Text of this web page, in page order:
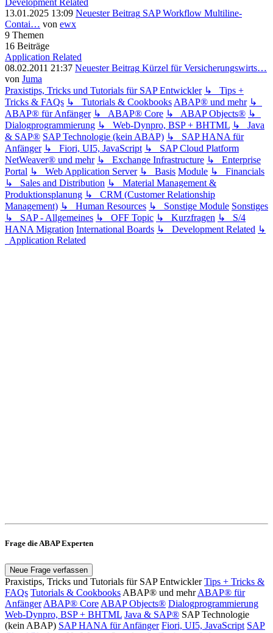
Development Related
13.01.2025 13:09 Neuester Beitrag SAP Workflow Multiline-
Contai… von ewx
9 Themen
16 Beiträge
Application Related
08.02.2011 21:37 Neuester Beitrag Kürzel für Versicherungswirts…
von Juma
Praxistips, Tricks und Tutorials für SAP Entwickler ↳ Tips +
Tricks & FAQs ↳ Tutorials & CookbooksABAP® und mehr ↳
ABAP® für Anfänger ↳ ABAP® Core ↳ ABAP Objects® ↳
Dialogprogrammierung ↳ Web-Dynpro, BSP + BHTML ↳ Java
& SAP® SAP Technologie (kein ABAP) ↳ SAP HANA für
Anfänger ↳ Fiori, UI5, JavaScript ↳ SAP Cloud Platform
NetWeaver® und mehr ↳ Exchange Infrastructure ↳ Enterprise
Portal ↳ Web Application Server ↳ Basis Module ↳ Financials
↳ Sales and Distribution ↳ Material Management &
Produktionsplanung ↳ CRM (Customer Relationship
Management) ↳ Human Resources ↳ Sonstige Module Sonstiges
↳ SAP - Allgemeines ↳ OFF Topic ↳ Kurzfragen ↳ S/4
HANA Migration International Boards ↳ Development Related ↳
Application Related
Frage die ABAP Experten
Neue Frage verfassen
Praxistips, Tricks und Tutorials für SAP Entwickler Tips + Tricks &
FAQs Tutorials & Cookbooks ABAP® und mehr ABAP® für
Anfänger ABAP® Core ABAP Objects® Dialogprogrammierung
Web-Dynpro, BSP + BHTML Java & SAP® SAP Technologie
(kein ABAP) SAP HANA für Anfänger Fiori, UI5, JavaScript SAP